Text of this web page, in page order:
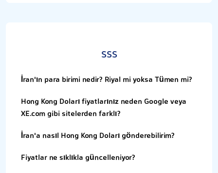
SSS
İran'ın para birimi nedir? Riyal mi yoksa Tümen mi?
Hong Kong Doları fiyatlarınız neden Google veya
XE.com gibi sitelerden farklı?
İran'a nasıl Hong Kong Doları gönderebilirim?
Fiyatlar ne sıklıkla güncelleniyor?